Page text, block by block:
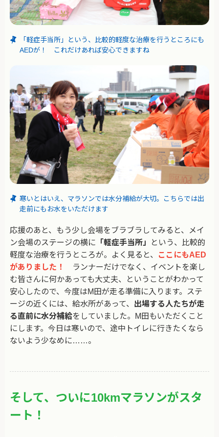
「軽症手当所」という、比較的軽度な治療を行うところにも
AEDが！ これだけあれば安心できますね
寒いとはいえ、マラソンでは水分補給が大切。こちらでは出
走前にもお水をいただけます
応援のあと、もう少し会場をブラブラしてみると、メイ
ン会場のステージの横に 「軽症手当所」
という、比較的
軽度な治療を行うところが。よく見ると、
ここにもAED
がありました！
ランナーだけでなく、イベントを楽し
む皆さんに何かあっても大丈夫、ということがわかって
安心したので、今度はM田が走る準備に入ります。ステ
ージの近くには、給水所があって、 出場する人たちが走
る直前に水分補給をしていました。M田もいただくこと
にします。今日は寒いので、途中トイレに行きたくなら
ないよう少なめに……。
そして、ついに10kmマラソンがスタ
ート！